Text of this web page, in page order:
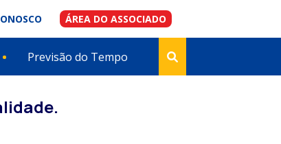
ÁREA DO ASSOCIADO
Previsão do Tempo